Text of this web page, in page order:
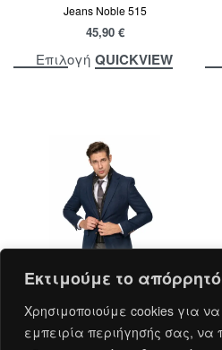
Εκτιμούμε το
Χρησιμοποιούμε cookies για
εμπειρία περιήγησής σας,
Jeans Noble 515
45,90 €
Επιλογή QUICKVIEW
Σακάκι John Smith 91082